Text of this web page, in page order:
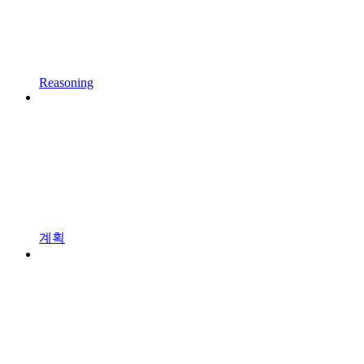
Reasoning
계획